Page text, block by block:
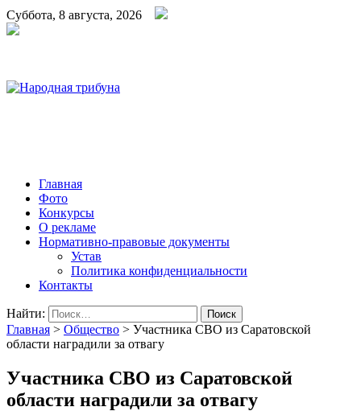
Суббота, 8 августа, 2026
Главная
Фото
Конкурсы
О рекламе
Нормативно-правовые документы
Устав
Политика конфиденциальности
Контакты
Найти:
Главная > Общество > Участника СВО из Саратовской
области наградили за отвагу
Участника СВО из Саратовской
области наградили за отвагу